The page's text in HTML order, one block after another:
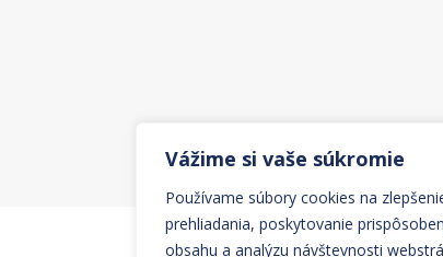
Vážime si vaše súkromie
Používame súbory cookies na
prehliadania, poskytovanie
obsahu a analýzu návštevnosti